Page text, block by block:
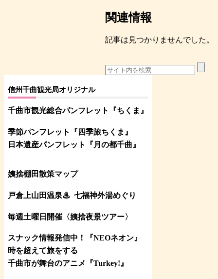
関連情報
記事は見つかりませんでした。
信州千曲観光局オリジナル
千曲市観光総合パンフレット 『ちくま 』
季節パンフレット『四季旅ちくま』
日本遺産パンフレット
『月の都千曲 』
姨捨棚田散策マップ
戸倉上山田温泉♨ 七福神外湯めぐり
毎週土曜日開催〈姨捨夜景ツアー〉
スナック情報発信中！『NEOネオン』
時を超えて旅をする
千曲市が舞台のアニメ『Turkey!』